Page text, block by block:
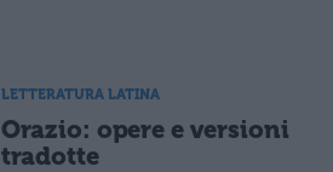
LETTERATURA LATINA
Orazio: opere e versioni
tradotte